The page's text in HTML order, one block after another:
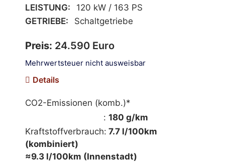
LEISTUNG: 120 kW / 163 PS
GETRIEBE: Schaltgetriebe
Preis: 24.590 Euro
Mehrwertsteuer nicht ausweisbar
Details
CO2-Emissionen (komb.)*
: 180 g/km
Kraftstoffverbrauch: 7.7 l/100km
(kombiniert)
≈9.3 l/100km (Innenstadt)